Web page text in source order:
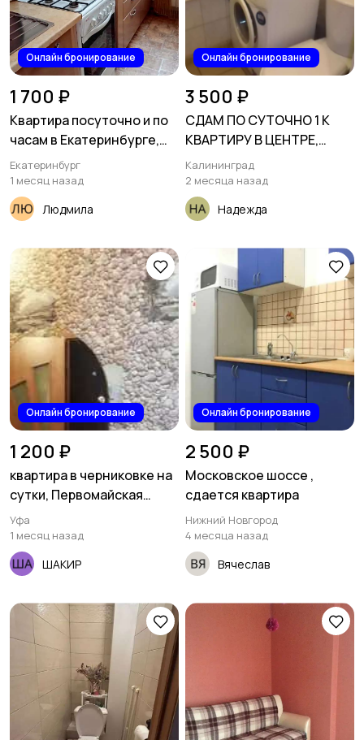
Онлайн бронирование
1 700 ₽
Квартира посуточно и по
часам в Екатеринбурге,
Сиреневый бульвар, 3
Екатеринбург
1 месяц назад
Людмила
Онлайн бронирование
3 500 ₽
СДАМ ПО СУТОЧНО 1 К
КВАРТИРУ В ЦЕНТРЕ,
багратионА 87
Калининград
2 месяца назад
Надежда
Онлайн бронирование
1 200 ₽
квартира в черниковке на
сутки, Первомайская
ост.свободы
Уфа
1 месяц назад
ШАКИР
Онлайн бронирование
2 500 ₽
Московское шоссе ,
сдается квартира
Нижний Новгород
4 месяца назад
Вячеслав